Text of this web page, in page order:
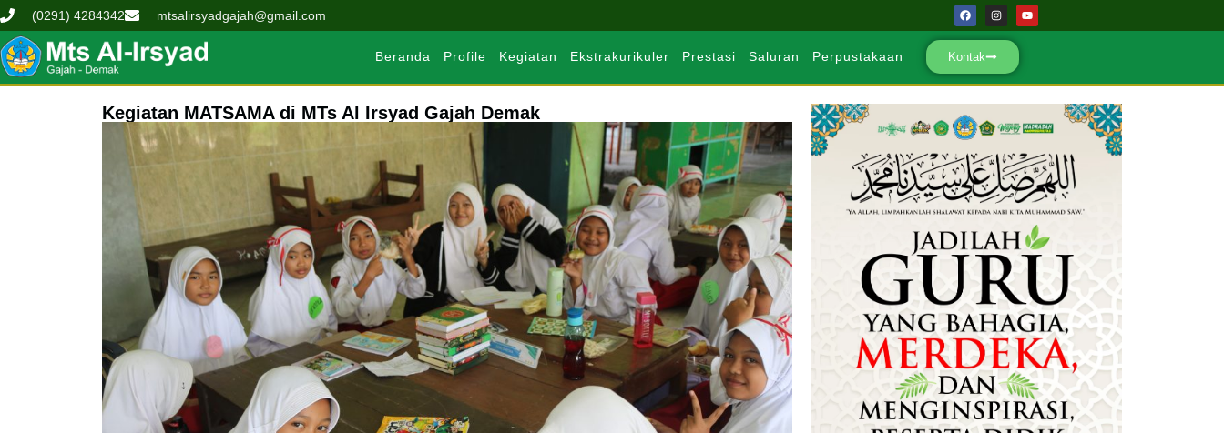
(0291) 4284342 mtsalirsyadgajah@gmail.com
Beranda Profile Kegiatan Ekstrakurikuler Prestasi Saluran Perpustakaan Kontak
Kegiatan MATSAMA di MTs Al Irsyad Gajah Demak